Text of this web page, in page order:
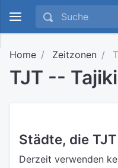
Home Zeitzonen
TJT --
Städte, die
Derzeit verwenden